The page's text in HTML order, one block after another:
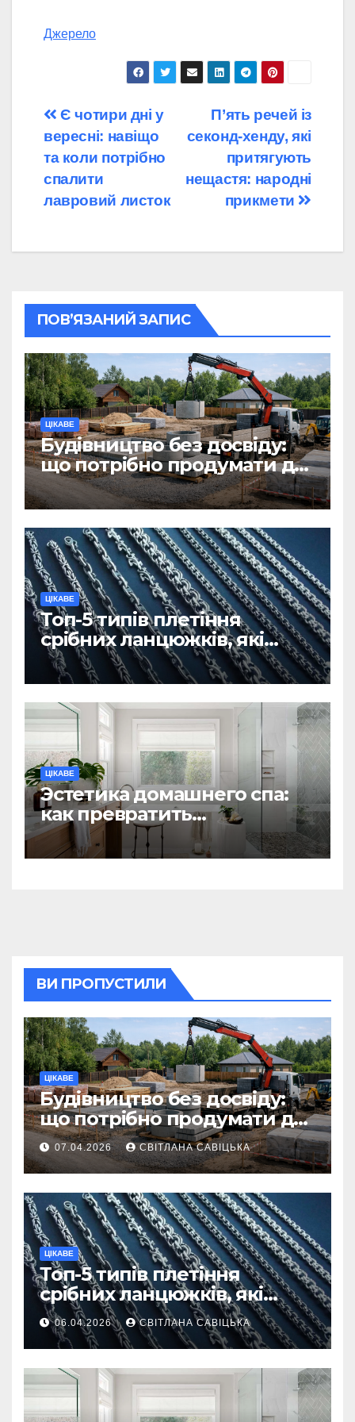
Джерело
Навігація
записів
П’ять речей із
секонд-хенду, які
притягують
нещастя: народні
прикмети
Є чотири дні у
вересні: навіщо
та коли потрібно
спалити
лавровий листок
ПОВ’ЯЗАНИЙ ЗАПИС
ЦІКАВЕ
Будівництво без досвіду:
що потрібно продумати до
першої доставки на
ділянку
ЦІКАВЕ
Топ-5 типів плетіння
срібних ланцюжків, які
вважаються
найнадійнішими
ЦІКАВЕ
Эстетика домашнего спа:
как превратить
ежедневную гигиену в
восстанавливающий
ВИ ПРОПУСТИЛИ
ЦІКАВЕ
Будівництво без досвіду:
що потрібно продумати до
першої доставки на
ділянку
07.04.2026 СВІТЛАНА САВІЦЬКА
ЦІКАВЕ
Топ-5 типів плетіння
срібних ланцюжків, які
вважаються
найнадійнішими
06.04.2026 СВІТЛАНА САВІЦЬКА